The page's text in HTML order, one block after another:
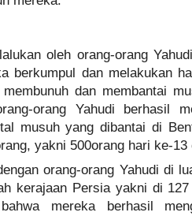
oleh orang-orang
berkumpul dan melakukan
dan membantai
orang Yahudi berhasil
musuh yang dibantai di
yakni 500orang hari ke-
orang-orang Yahudi di
kerajaan Persia yakni di
mereka berhasil